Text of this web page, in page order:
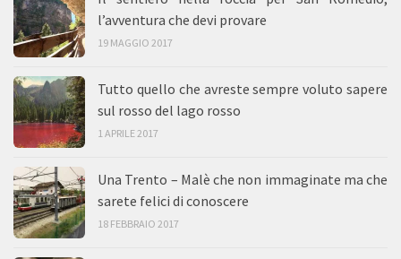
l’avventura che devi provare
19 MAGGIO 2017
Tutto quello che avreste sempre voluto sapere
sul rosso del lago rosso
1 APRILE 2017
Una Trento – Malè che non immaginate ma che
sarete felici di conoscere
18 FEBBRAIO 2017